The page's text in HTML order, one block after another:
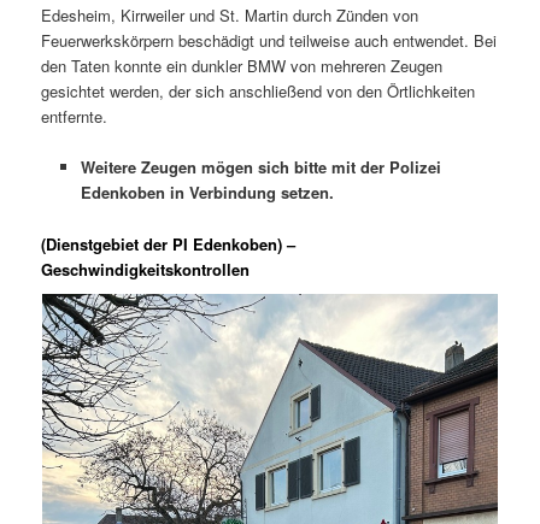
Edesheim, Kirrweiler und St. Martin durch Zünden von
Feuerwerkskörpern beschädigt und teilweise auch entwendet. Bei
den Taten konnte ein dunkler BMW von mehreren Zeugen
gesichtet werden, der sich anschließend von den Örtlichkeiten
entfernte.
Weitere Zeugen mögen sich bitte mit der Polizei
Edenkoben in Verbindung setzen.
(Dienstgebiet der PI Edenkoben) –
Geschwindigkeitskontrollen